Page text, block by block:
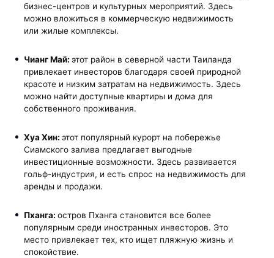
бизнес-центров и культурных мероприятий. Здесь
можно вложиться в коммерческую недвижимость
или жилые комплексы.
Чианг Май: этот район в северной части Таиланда
привлекает инвесторов благодаря своей природной
красоте и низким затратам на недвижимость. Здесь
можно найти доступные квартиры и дома для
собственного проживания.
Хуа Хин: этот популярный курорт на побережье
Сиамского залива предлагает выгодные
инвестиционные возможности. Здесь развивается
гольф-индустрия, и есть спрос на недвижимость для
аренды и продажи.
Пханга: остров Пханга становится все более
популярным среди иностранных инвесторов. Это
место привлекает тех, кто ищет пляжную жизнь и
спокойствие.